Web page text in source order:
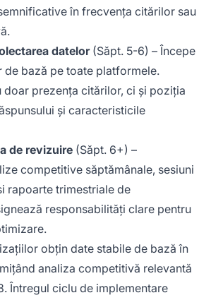
în frecvența citărilor sau
datelor(Săpt. 5-6) – Începe
bază pe toate platformele.
doar prezența citărilor, ci și poziția
și caracteristicile
de revizuire (Săpt. 6+) –
competitive săptămânale, sesiuni
rapoarte trimestriale de
responsabilități clare pentru
obțin date stabile de bază în
analiza competitivă relevantă
Întregul ciclu de implementare